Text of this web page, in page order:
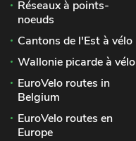
Réseaux à points-
noeuds
Cantons de l'Est à vélo
Wallonie picarde à vélo
EuroVelo routes in
Belgium
EuroVelo routes en
Europe